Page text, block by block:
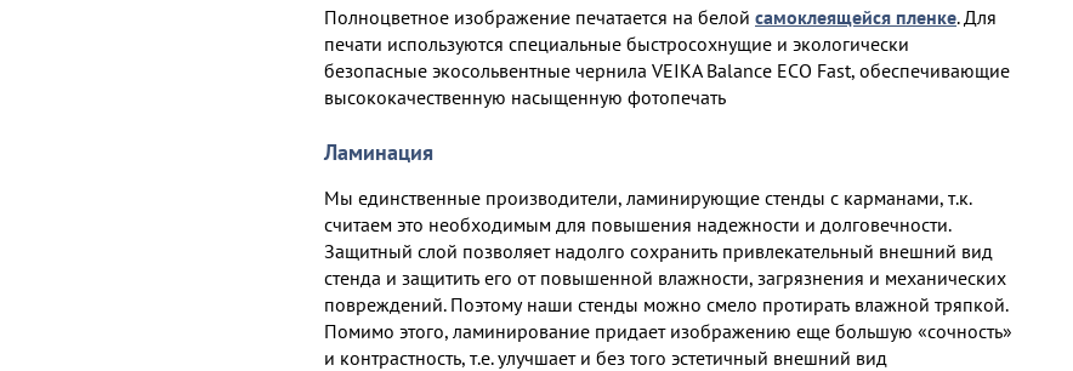
Полноцветное изображение печатается на белой самоклеящейся пленке. Для
печати используются специальные быстросохнущие и экологически
безопасные экосольвентные чернила VEIKA Balance ECO Fast, обеспечивающие
высококачественную насыщенную фотопечать
Ламинация
Мы единственные производители, ламинирующие стенды с карманами, т.к.
считаем это необходимым для повышения надежности и долговечности.
Защитный слой позволяет надолго сохранить привлекательный внешний вид
стенда и защитить его от повышенной влажности, загрязнения и механических
повреждений. Поэтому наши стенды можно смело протирать влажной тряпкой.
Помимо этого, ламинирование придает изображению еще большую «сочность»
и контрастность, т.е. улучшает и без того эстетичный внешний вид